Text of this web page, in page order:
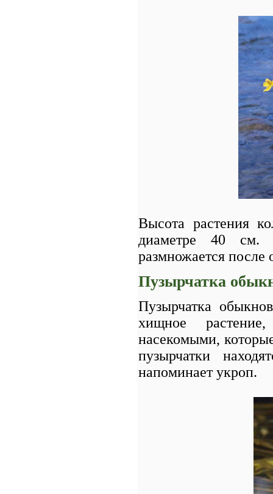
Высота растения
диаметре 40 см.
размножается после
Пузырчатка
Пузырчатка
хищное
насекомыми,
пузырчатки
напоминает укроп.